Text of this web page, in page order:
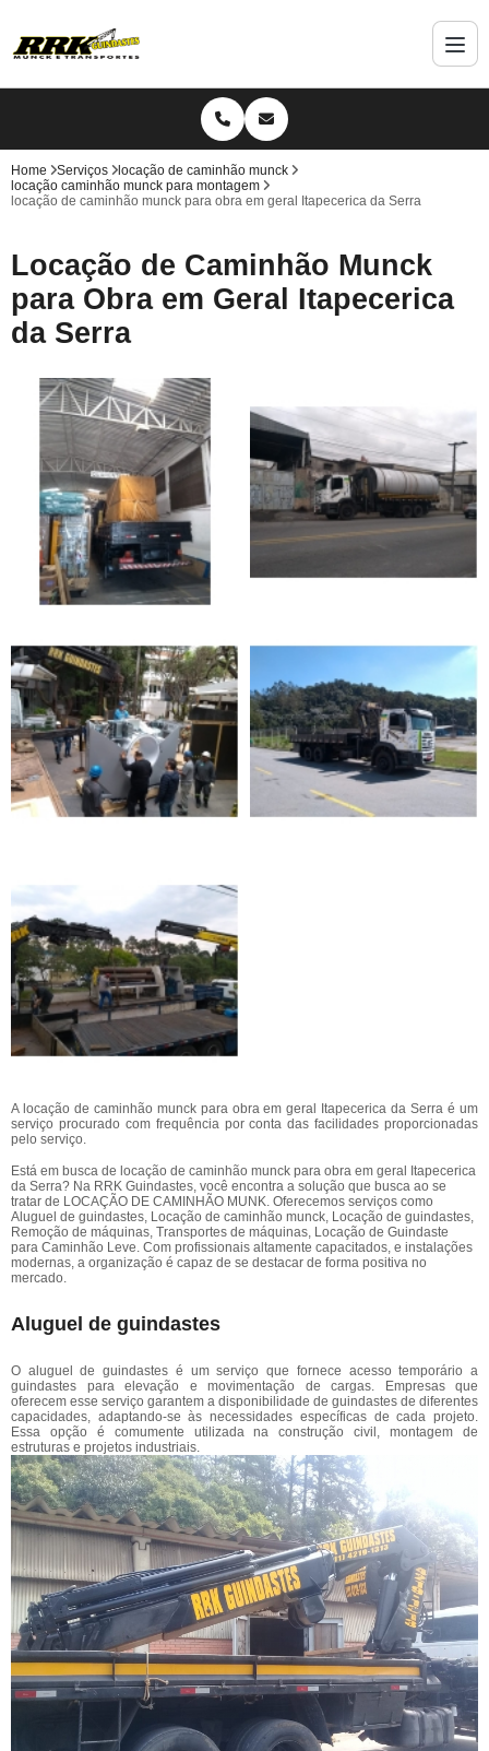
Home Serviços
locação de caminhão munck
locação caminhão munck para montagem
locação de caminhão munck para obra em geral Itapecerica da Serra
Locação de Caminhão Munck
para Obra em Geral Itapecerica
da Serra
A locação de caminhão munck para obra em geral Itapecerica da Serra é um
serviço procurado com frequência por conta das facilidades proporcionadas
pelo serviço.
Está em busca de locação de caminhão munck para obra em geral Itapecerica
da Serra? Na RRK Guindastes, você encontra a solução que busca ao se
tratar de LOCAÇÃO DE CAMINHÃO MUNK. Oferecemos serviços como
Aluguel de guindastes, Locação de caminhão munck, Locação de guindastes,
Remoção de máquinas, Transportes de máquinas, Locação de Guindaste
para Caminhão Leve. Com profissionais altamente capacitados, e instalações
modernas, a organização é capaz de se destacar de forma positiva no
mercado.
Aluguel de guindastes
O aluguel de guindastes é um serviço que fornece acesso temporário a
guindastes para elevação e movimentação de cargas. Empresas que
oferecem esse serviço garantem a disponibilidade de guindastes de diferentes
capacidades, adaptando-se às necessidades específicas de cada projeto.
Essa opção é comumente utilizada na construção civil, montagem de
estruturas e projetos industriais.